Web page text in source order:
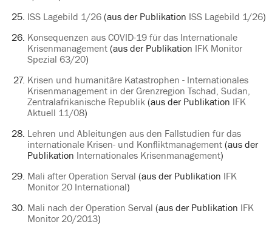
ISS Lagebild 1/26(aus der Publikation ISS Lagebild 1/26)
Konsequenzen aus COVID-19 für das Internationale
Krisenmanagement(aus der Publikation IFK Monitor
Spezial 63/20)
Krisen und humanitäre Katastrophen - Internationales
Krisenmanagement in der Grenzregion Tschad, Sudan,
Zentralafrikanische Republik(aus der Publikation IFK
Aktuell 11/08)
Lehren und Ableitungen aus den Fallstudien für das
internationale Krisen- und Konfliktmanagement(aus der
Publikation Internationales Krisenmanagement)
Mali after Operation Serval (aus der Publikation IFK
Monitor 20 International)
Mali nach der Operation Serval (aus der Publikation IFK
Monitor 20/2013)